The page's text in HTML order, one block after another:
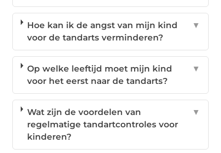
Hoe kan ik de angst van mijn kind
voor de tandarts verminderen?
▼
Op welke leeftijd moet mijn kind
voor het eerst naar de tandarts?
▼
Wat zijn de voordelen van
regelmatige tandartcontroles voor
kinderen?
▼